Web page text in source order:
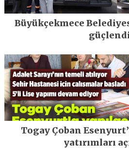
Büyükçekmece
Togay Çoban
yatırımları